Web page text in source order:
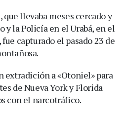
llevaba meses cercado y
y la Policía en el Urabá, en el
capturado el pasado 23 de
extradición a «Otoniel» para
de Nueva York y Florida
con el narcotráfico.